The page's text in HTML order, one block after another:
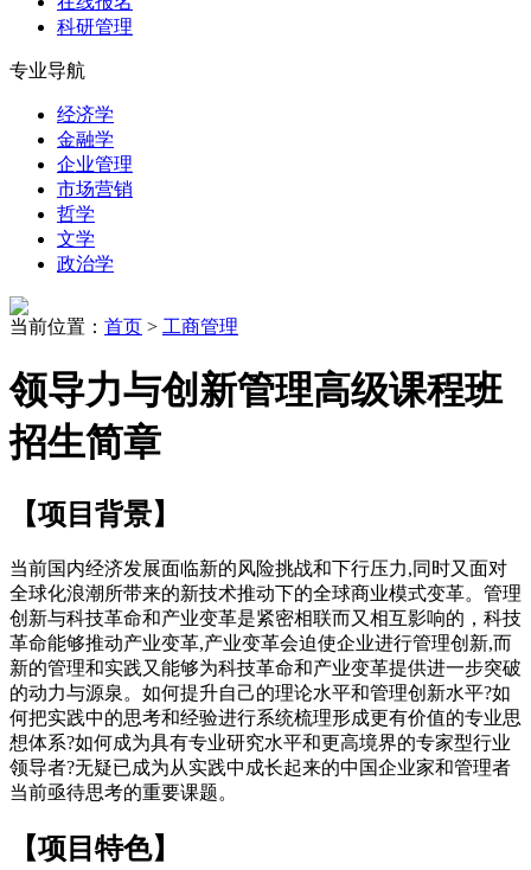
科研管理
专业导航
经济学
金融学
企业管理
市场营销
哲学
文学
政治学
当前位置： 首页 > 工商管理
领导力与创新管理高级课程班
招生简章
【项目背景】
当前国内经济发展面临新的风险挑战和下行压力,同时又面对
全球化浪潮所带来的新技术推动下的全球商业模式变革。管理
创新与科技革命和产业变革是紧密相联而又相互影响的，科技
革命能够推动产业变革,产业变革会迫使企业进行管理创新,而
新的管理和实践又能够为科技革命和产业变革提供进一步突破
的动力与源泉。如何提升自己的理论水平和管理创新水平?如
何把实践中的思考和经验进行系统梳理形成更有价值的专业思
想体系?如何成为具有专业研究水平和更高境界的专家型行业
领导者?无疑已成为从实践中成长起来的中国企业家和管理者
当前亟待思考的重要课题。
【项目特色】